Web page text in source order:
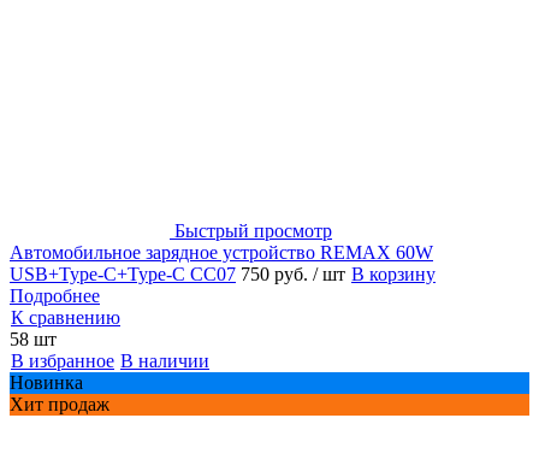
Быстрый просмотр
Автомобильное зарядное устройство REMAX 60W
USB+Type-C+Type-C CC07 750 руб. / шт В корзину
Подробнее
К сравнению
58 шт
В избранное В наличии
Новинка
Хит продаж